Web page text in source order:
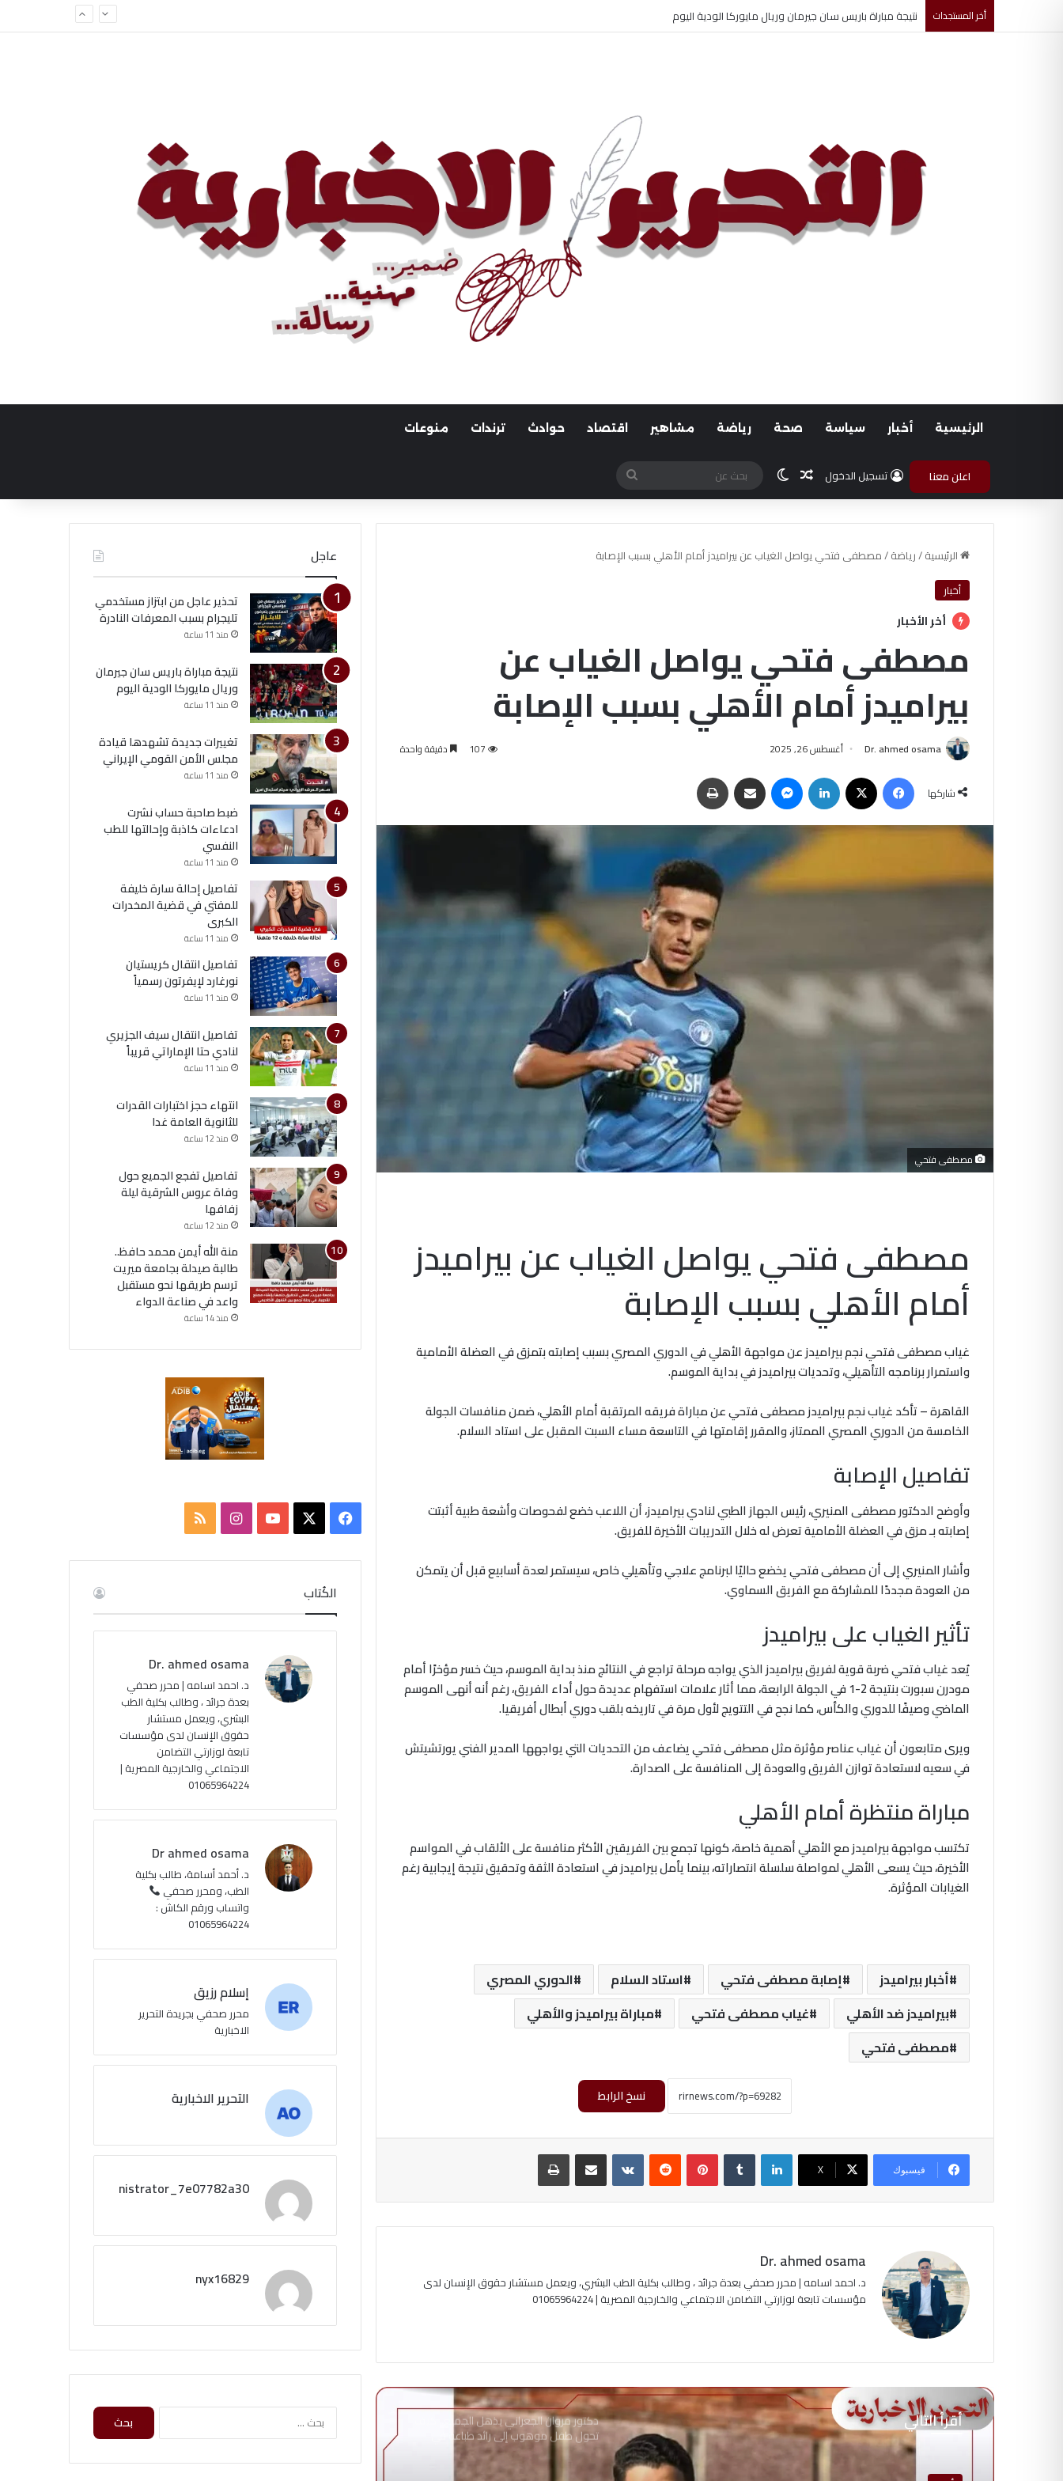
أخر المستجدات تغييرات جديدة تشهدها قيادة مجلس الأمن القومي الإيراني
الرئيسية أخبار سياسة صحة رياضة مشاهير اقتصاد حوادث ترندات منوعات
اعلن معنا تسجيل الدخول مقال عشوائي
الوضع المظلم
عن
الرئيسية/رياضة/مصطفى فتحي يواصل الغياب عن بيراميدز أمام الأهلي بسبب الإصابة
أخبار
أخر الأخبار
مصطفى فتحي يواصل الغياب عن
بيراميدز أمام الأهلي بسبب الإصابة
Dr. ahmed osama أغسطس 26, 2025 107 دقيقة واحدة
شاركها
مصطفى فتحي
مصطفى فتحي يواصل الغياب عن بيراميدز
أمام الأهلي بسبب الإصابة
غياب مصطفى فتحي نجم بيراميدز عن مواجهة الأهلي في الدوري المصري بسبب إصابته بتمزق في العضلة الأمامية
واستمرار برنامجه التأهيلي، وتحديات بيراميدز في بداية الموسم.
القاهرة – تأكد غياب نجم بيراميدز مصطفى فتحي عن مباراة فريقه المرتقبة أمام الأهلي، ضمن منافسات الجولة
الخامسة من الدوري المصري الممتاز، والمقرر إقامتها في التاسعة مساء السبت المقبل على استاد السلام.
تفاصيل الإصابة
وأوضح الدكتور مصطفى المنيري، رئيس الجهاز الطبي لنادي بيراميدز، أن اللاعب خضع لفحوصات وأشعة طبية أثبتت
إصابته بـ مزق في العضلة الأمامية تعرض له خلال التدريبات الأخيرة للفريق.
وأشار المنيري إلى أن مصطفى فتحي يخضع حاليًا لبرنامج علاجي وتأهيلي خاص، سيستمر لعدة أسابيع قبل أن يتمكن
من العودة مجددًا للمشاركة مع الفريق السماوي.
تأثير الغياب على بيراميدز
يُعد غياب فتحي ضربة قوية لفريق بيراميدز الذي يواجه مرحلة تراجع في النتائج منذ بداية الموسم، حيث خسر مؤخرًا أمام
مودرن سبورت بنتيجة 2-1 في الجولة الرابعة، مما أثار علامات استفهام عديدة حول أداء الفريق، رغم أنه أنهى الموسم
الماضي وصيفًا للدوري والكأس، كما نجح في التتويج لأول مرة في تاريخه بلقب دوري أبطال أفريقيا.
ويرى متابعون أن غياب عناصر مؤثرة مثل مصطفى فتحي يضاعف من التحديات التي يواجهها المدير الفني يورتشيتش
في سعيه لاستعادة توازن الفريق والعودة إلى المنافسة على الصدارة.
مباراة منتظرة أمام الأهلي
تكتسب مواجهة بيراميدز مع الأهلي أهمية خاصة، كونها تجمع بين الفريقين الأكثر منافسة على الألقاب في المواسم
الأخيرة، حيث يسعى الأهلي لمواصلة سلسلة انتصاراته، بينما يأمل بيراميدز في استعادة الثقة وتحقيق نتيجة إيجابية رغم
الغيابات المؤثرة.
أخبار بيراميدز إصابة مصطفى فتحي استاد السلام
الدوري المصري
بيراميدز ضد الأهلي
غياب مصطفى فتحي
مباراة بيراميدز والأهلي
مصطفى فتحي
نسخ الرابط
فيسبوك ‫X
لينكدإن بينتيريست
Dr. ahmed osama
د. احمد اسامه | محرر صحفي بعدة جرائد ، وطالب بكلية الطب البشري، ويعمل مستشار حقوق الإنسان لدى
مؤسسات تابعة لوزارتي التضامن الاجتماعي والخارجية المصرية | 01065964224
أقرأ التالي دكتور مروان الجعراني يذهل الجميع.. كيف
تحول طفل موهوب إلى رائد طباعة في
الإسكندرية؟
عاجل
تحذير عاجل من ابتزاز مستخدمي
تليجرام بسبب المعرفات النادرة
منذ 11 ساعة
نتيجة مباراة باريس سان جيرمان
وريال مايوركا الودية اليوم
منذ 11 ساعة
تغييرات جديدة تشهدها قيادة
مجلس الأمن القومي الإيراني
منذ 11 ساعة
ضبط صاحبة حساب نشرت
ادعاءات كاذبة وإحالتها للطب
النفسي
منذ 11 ساعة
تفاصيل إحالة سارة خليفة
للمفتي في قضية المخدرات
الكبرى
منذ 11 ساعة
تفاصيل انتقال كريستيان
نورغارد لإيفرتون رسمياً
منذ 11 ساعة
تفاصيل انتقال سيف الجزيري
لنادي حتا الإماراتي قريباً
منذ 11 ساعة
انتهاء حجز اختبارات القدرات
للثانوية العامة غدا
منذ 12 ساعة
تفاصيل تفجع الجميع حول
وفاة عروس الشرقية ليلة
زفافها
منذ 12 ساعة
منة الله أيمن محمد حافظ..
طالبة صيدلة بجامعة ميريت
ترسم طريقها نحو مستقبل
واعد في صناعة الدواء
منذ 14 ساعة
س
ب
u
u
ا
ت
ر
ا
م
ص
ل
م
و
ق
ع
S
S
الكُتاب
Dr. ahmed osama
د. احمد اسامه | محرر صحفي
بعدة جرائد ، وطالب بكلية الطب
البشري، ويعمل مستشار
حقوق الإنسان لدى مؤسسات
تابعة لوزارتي التضامن
الاجتماعي والخارجية المصرية |
01065964224
Dr ahmed osama
د. أحمد أسامة، طالب بكلية
الطب، ومحرر صحفي
واتساب ورقم الكاش :
01065964224
إسلام رزيق
محرر صحفي بجريدة التحرير
الاخبارية
التحرير الاخبارية
administrator_7e07782a30
nyx16829
ح